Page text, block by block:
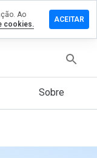
Sobre
Ao
cookies.
ACEITAR